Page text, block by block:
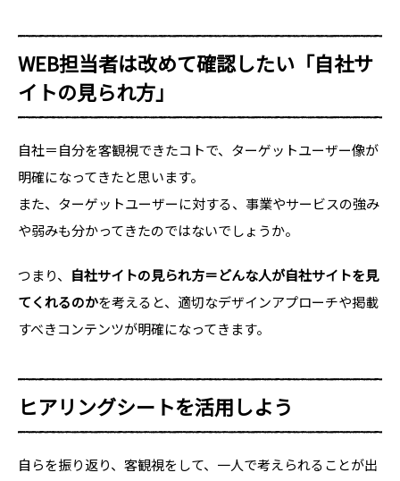
WEB担当者は改めて確認したい「自社サ
イトの見られ方」
自社＝自分を客観視できたコトで、ターゲットユーザー像が
明確になってきたと思います。
また、ターゲットユーザーに対する、事業やサービスの強み
や弱みも分かってきたのではないでしょうか。
つまり、 自社サイトの見られ方＝どんな人が自社サイトを見
てくれるのかを考えると、適切なデザインアプローチや掲載
すべきコンテンツが明確になってきます。
ヒアリングシートを活用しよう
自らを振り返り、客観視をして、一人で考えられることが出